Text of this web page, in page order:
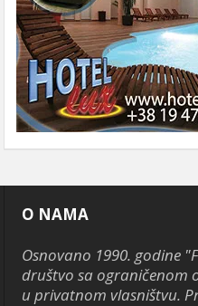
O NAMA
Osnovano 1990. godine
društvo sa ograničenom
u privatnom vlasništvu.